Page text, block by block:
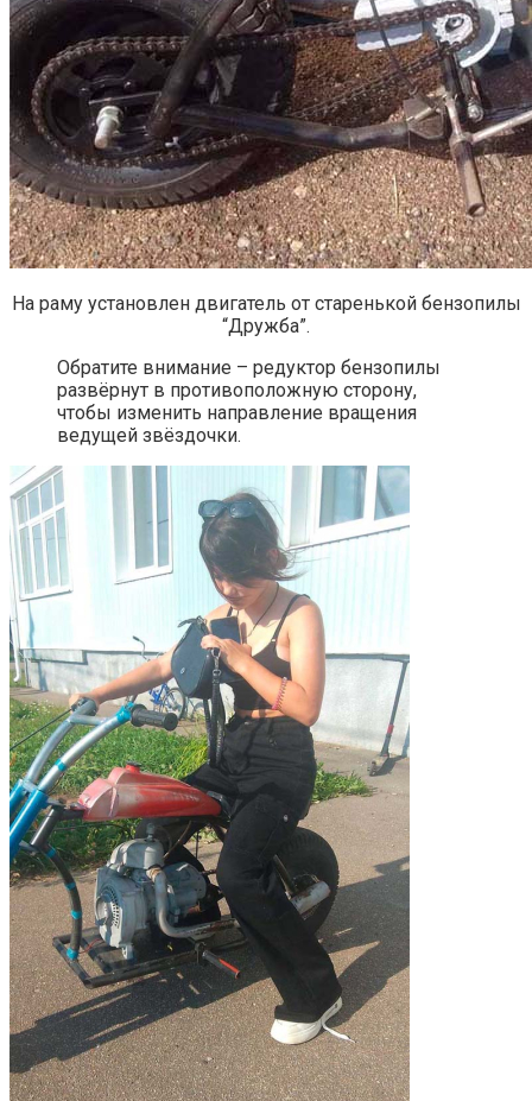
На раму установлен двигатель от старенькой бензопилы
“Дружба”.
Обратите внимание – редуктор бензопилы
развёрнут в противоположную сторону,
чтобы изменить направление вращения
ведущей звёздочки.